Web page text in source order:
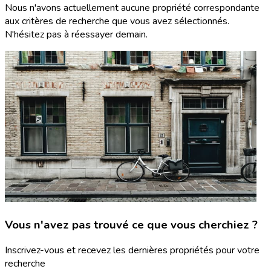
Nous n'avons actuellement aucune propriété correspondante
aux critères de recherche que vous avez sélectionnés.
N'hésitez pas à réessayer demain.
Vous n'avez pas trouvé ce que vous cherchiez ?
Inscrivez-vous et recevez les dernières propriétés pour votre
recherche